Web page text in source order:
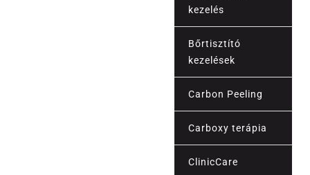
kezelés
Bőrtisztító
kezelések
Carbon Peeling
Carboxy terápia
ClinicCare